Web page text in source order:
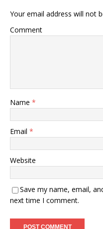
Your email address will not
Comment
Name *
Email *
Website
Save my name, email,
next time I comment.